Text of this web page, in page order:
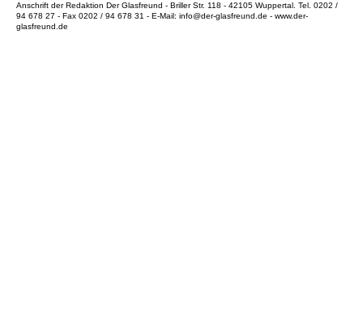
Anschrift der Redaktion Der Glasfreund - Briller Str. 118 - 42105 Wuppertal. Tel. 0202 /
94 678 27 - Fax 0202 / 94 678 31 - E-Mail: info@der-glasfreund.de - www.der-
glasfreund.de